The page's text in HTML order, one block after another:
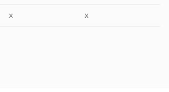
x x